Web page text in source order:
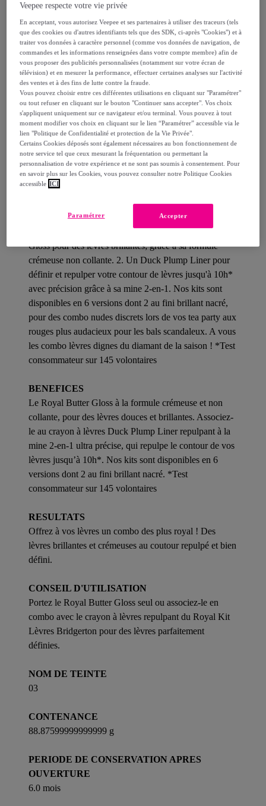
Livraison estimée: entre le13/08et le16/08
Comment ça marche ?
Détails sur votre produit
Description
Prêt à être le nouveau diamant de la saison ?
Succombez à nos kits lèvres pour des combo lèvres des
plus royaux. Nos kits renferment : 1. Un Royal Butter
Gloss pour des lèvres brillantes; grâce à sa formule
crémeuse non collante. 2. Un Duck Plump Liner pour
définir et repulper votre contour de lèvres jusqu'à 10h*
avec précision grâce à sa mine 2-en-1. Nos kits sont
disponibles en 6 versions dont 2 au fini brillant nacré,
pour des combo nudes discrets lors de vos tea party aux
rouges plus audacieux pour les bals scandaleux. A vous
les combo lèvres dignes du diamant de la saison ! *Test
consommateur sur 145 volontaires
BENEFICES
Le Royal Butter Gloss à la formule crémeuse et non
collante, pour des lèvres douces et brillantes. Associez-
le au crayon à lèvres Duck Plump Liner repulpant à la
mine 2-en-1 ultra précise, qui repulpe le contour de vos
lèvres jusqu’à 10h*. Nos kits sont disponibles en 6
versions dont 2 au fini brillant nacré. *Test
consommateur sur 145 volontaires
RESULTATS
Offrez à vos lèvres un combo des plus royal ! Des
lèvres brillantes et crémeuses au coutour repulpé et bien
défini.
CONSEIL D'UTILISATION
Portez le Royal Butter Gloss seul ou associez-le en
combo avec le crayon à lèvres repulpant du Royal Kit
Lèvres Bridgerton pour des lèvres parfaitement
définies.
NOM DE TEINTE
03
CONTENANCE
88.87599999999999 g
PERIODE DE CONSERVATION APRES
OUVERTURE
6.0 mois
Veepee respecte votre vie privée
En acceptant, vous autorisez Veepee et ses partenaires à utiliser des traceurs (tels
que des cookies ou d'autres identifiants tels que des SDK, ci-après "Cookies") et à
traiter vos données à caractère personnel (comme vos données de navigation, de
commandes et les informations renseignées dans votre compte membre) afin de
vous proposer des publicités personnalisées (notamment sur votre écran de
télévision) et en mesurer la performance, effectuer certaines analyses sur l'activité
des ventes et à des fins de lutte contre la fraude.
Vous pouvez choisir entre ces différentes utilisations en cliquant sur "Paramétrer"
ou tout refuser en cliquant sur le bouton "Continuer sans accepter". Vos choix
s'appliquent uniquement sur ce navigateur et/ou terminal. Vous pouvez à tout
moment modifier vos choix en cliquant sur le lien “Paramétrer” accessible via le
lien "Politique de Confidentialité et protection de la Vie Privée".
Certains Cookies déposés sont également nécessaires au bon fonctionnement de
notre service tel que ceux mesurant la fréquentation ou permettant la
personnalisation de votre expérience et ne sont pas soumis à consentement. Pour
en savoir plus sur les Cookies, vous pouvez consulter notre Politique Cookies
accessible ICI
Accepter
Paramétrer